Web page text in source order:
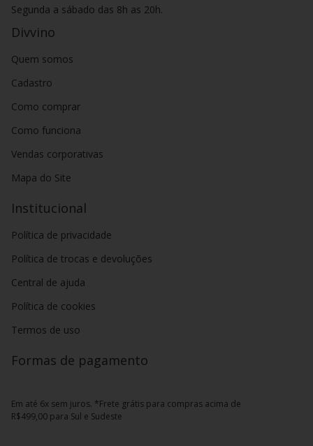
Segunda a sábado das 8h as 20h.
Divvino
Quem somos
Cadastro
Como comprar
Como funciona
Vendas corporativas
Mapa do Site
Institucional
Política de privacidade
Política de trocas e devoluções
Central de ajuda
Política de cookies
Termos de uso
Formas de pagamento
Em até 6x sem juros. *Frete grátis para compras acima de
R$499,00 para Sul e Sudeste